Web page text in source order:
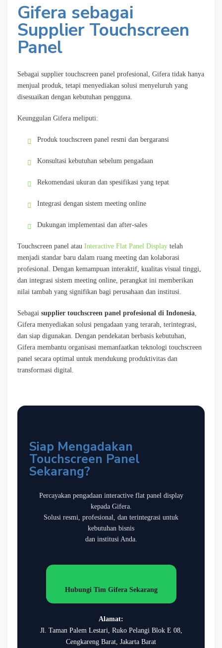
Gifera sebagai
Supplier Touchscreen
Panel
Sebagai supplier touchscreen panel profesional, Gifera tidak hanya
menjual produk, tetapi menyediakan solusi menyeluruh yang
disesuaikan dengan kebutuhan pengguna.
Keunggulan Gifera meliputi:
Produk touchscreen panel resmi dan bergaransi
Konsultasi kebutuhan sebelum pengadaan
Rekomendasi ukuran dan spesifikasi yang tepat
Integrasi dengan sistem meeting online
Dukungan implementasi dan after-sales
Touchscreen panel atau Interactive Flat Panel Display telah
menjadi standar baru dalam ruang meeting dan kolaborasi
profesional. Dengan kemampuan interaktif, kualitas visual tinggi,
dan integrasi sistem meeting online, perangkat ini memberikan
nilai tambah yang signifikan bagi perusahaan dan institusi.
Sebagai supplier touchscreen panel profesional di Indonesia
Gifera menyediakan solusi pengadaan yang terarah, terintegrasi,
dan siap digunakan. Dengan pendekatan berbasis kebutuhan,
Gifera membantu organisasi memanfaatkan teknologi touchscreen
panel secara optimal untuk mendukung produktivitas dan
transformasi digital.
Siap Mengadakan
Touchscreen Panel
Sekarang?
Percayakan pengadaan interactive flat panel display
kepada Gifera.
Solusi resmi, profesional, dan terintegrasi untuk
kebutuhan bisnis
dan institusi Anda.
Hubungi Tim Gifera Sekarang
Alamat:
Jl. Taman Palem Lestari, Ruko Pelangi Blok E 08,
Cengkareng Barat, Jakarta Barat